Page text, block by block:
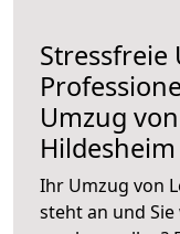
Stressfreie
Umzug
Hildesheim
Ihr Umzug von
steht an und